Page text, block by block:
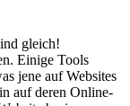
gleich!
Einige Tools
jene auf Websites
auf deren Online-